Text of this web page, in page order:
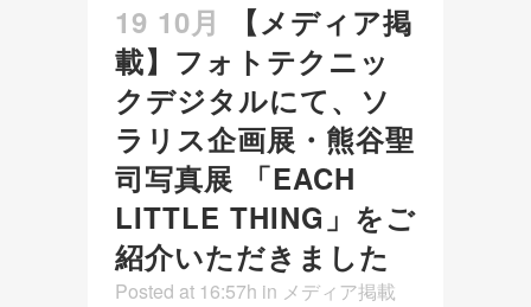
19 10月
【メディア掲
載】フォトテクニッ
クデジタルにて、ソ
ラリス企画展・熊谷聖
司写真展 「EACH
LITTLE THING」をご
紹介いただきました
Posted at 16:57h in メディア掲載